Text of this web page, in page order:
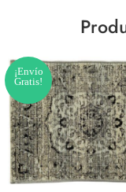
¡Envío
Gratis!